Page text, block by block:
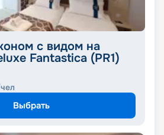
с видом на
Fantastica (PR1)
Выбрать